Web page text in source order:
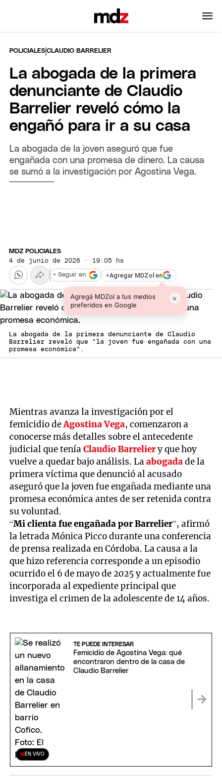
POLICIALES |CLAUDIO BARRELIER
La abogada de la primera
denunciante de Claudio
Barrelier reveló cómo la
engañó para ir a su casa
La abogada de la joven aseguró que fue
engañada con una promesa de dinero. La causa
se sumó a la investigación por Agostina Vega.
MDZ POLICIALES
4 de junio de 2026 · 19:05 hs
+Agregar MDZol en
Agregá MDZol a tus medios
preferidos en Google
×
+ Seguir en
La abogada de la primera denunciante de Claudio
Barrelier reveló que "la joven fue engañada con una
promesa económica".
Mientras avanza la investigación por el
femicidio deAgostina Vega, comenzaron a
conocerse más detalles sobre el antecedente
judicial que teníaClaudio Barreliery que hoy
vuelve a quedar bajo análisis. Laabogadade la
primera víctima que denunció al acusado
aseguró que la joven fue engañada mediante una
promesa económica antes de ser retenida contra
su voluntad.
“Mi clienta fue engañada por Barrelier”, afirmó
la letrada Mónica Picco durante una conferencia
de prensa realizada en Córdoba. La causa a la
que hizo referencia corresponde a un episodio
ocurrido el 6 de mayo de 2025 y actualmente fue
incorporada al expediente principal que
investiga el crimen de la adolescente de 14 años.
EN VIVO
TE PUEDE INTERESAR
Femicidio de Agostina Vega: qué
encontraron dentro de la casa de
Claudio Barrelier